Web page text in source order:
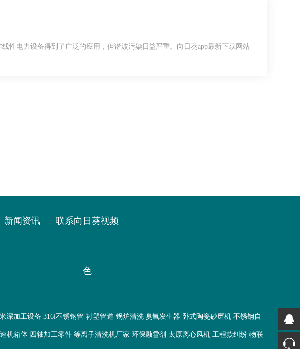
电力设备得到了广泛的应用，但谐波污染日益严重。向日葵app最新下载网站
新闻资讯 联系向日葵视频
色
深加工设备 316l不锈钢管 衬塑管道 锅炉清洗 臭氧发生器 卧式陶瓷砂磨机 不锈钢自
机箱体 四轴加工零件 等离子清洗机厂家 环保融雪剂 太原离心风机 工程款纠纷 物联